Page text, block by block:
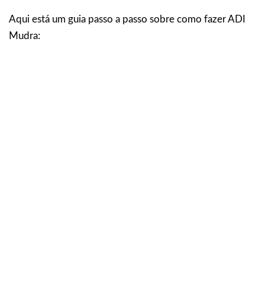
Aqui está um guia passo a passo sobre como fazer ADI
Mudra: